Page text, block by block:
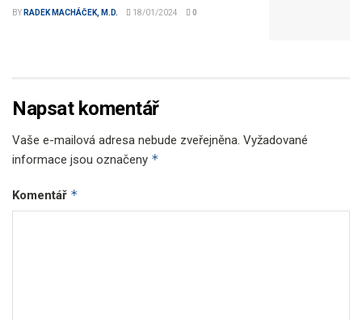
BY RADEK MACHÁČEK, M.D. 18/01/2024 0
Napsat komentář
Vaše e-mailová adresa nebude zveřejněna. Vyžadované
informace jsou označeny *
Komentář *